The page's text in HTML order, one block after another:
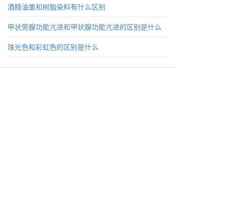
酒精油墨和树脂染料有什么区别
甲状旁腺功能亢进和甲状腺功能亢进的区别是什么
珠光色和彩虹色的区别是什么